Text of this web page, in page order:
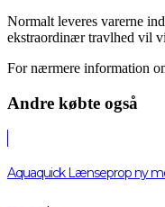
Normalt leveres varerne
ekstraordinær travlhed vil
For nærmere information
Andre købte også
Aquaquick Lænseprop ny